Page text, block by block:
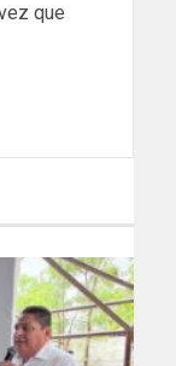
que